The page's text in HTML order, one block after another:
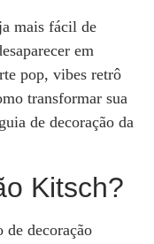
mais fácil de
em
pop, vibes retrô
transformar sua
de decoração da
Kitsch?
decoração